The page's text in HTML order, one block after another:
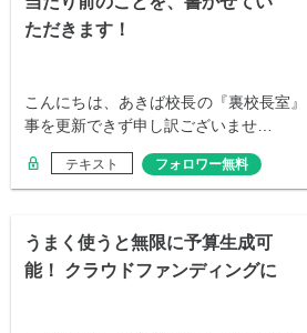
ただきます！
こんにちは、あきば校長の『裏校長室
事を更新できず申し訳ございませ…
テキスト フォロワー無料
うまく使うと無限に予算生成可
能！ クラウドファンディングに